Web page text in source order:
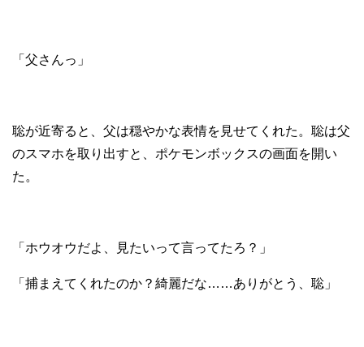
「父さんっ」
聡が近寄ると、父は穏やかな表情を見せてくれた。聡は父
のスマホを取り出すと、ポケモンボックスの画面を開い
た。
「ホウオウだよ、見たいって言ってたろ？」
「捕まえてくれたのか？綺麗だな……ありがとう、聡」